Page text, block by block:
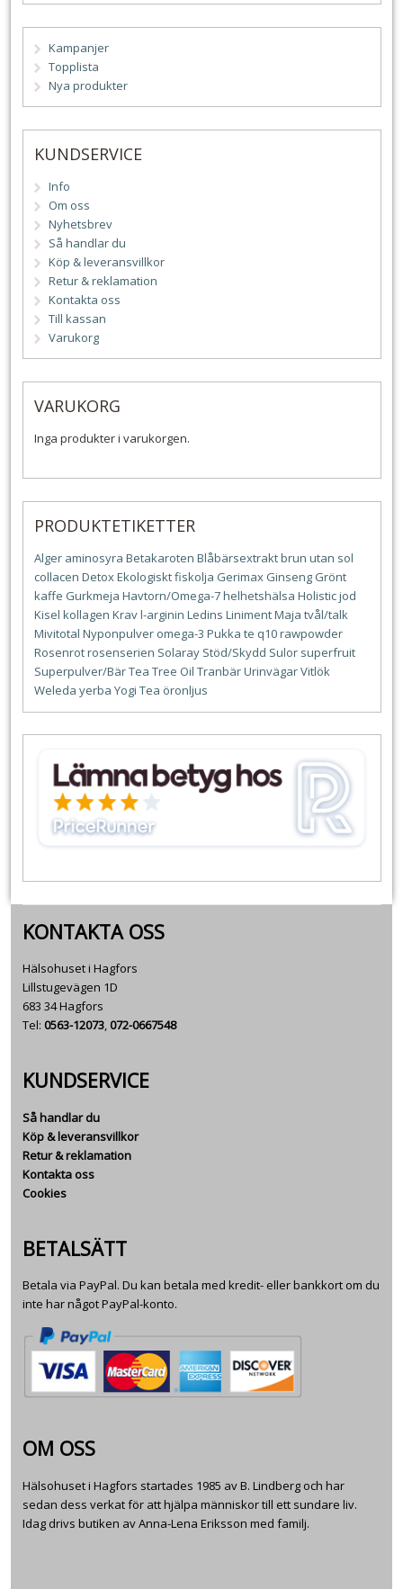
Kampanjer
Topplista
Nya produkter
KUNDSERVICE
Info
Om oss
Nyhetsbrev
Så handlar du
Köp & leveransvillkor
Retur & reklamation
Kontakta oss
Till kassan
Varukorg
VARUKORG
Inga produkter i varukorgen.
PRODUKTETIKETTER
Alger aminosyra Betakaroten Blåbärsextraktbrun utan sol
collacen DetoxEkologisktfiskolja Gerimax Ginseng Grönt
kaffe Gurkmeja Havtorn/Omega-7helhetshälsa Holisticjod
Kisel kollagen Kravl-arginin Ledins LinimentMaja tvål/talk
Mivitotal Nyponpulver omega-3 Pukka te q10rawpowder
Rosenrotrosenserien Solaray Stöd/Skydd Sulor superfruit
Superpulver/BärTea Tree Oil TranbärUrinvägarVitlök
Weleda yerba Yogi Tea öronljus
KONTAKTA OSS
Hälsohuset i Hagfors
Lillstugevägen 1D
683 34 Hagfors
Tel: 0563-12073,072-0667548
KUNDSERVICE
Så handlar du
Köp & leveransvillkor
Retur & reklamation
Kontakta oss
Cookies
BETALSÄTT
Betala via PayPal. Du kan betala med kredit- eller bankkort om du
inte har något PayPal-konto.
OM OSS
Hälsohuset i Hagfors startades 1985 av B. Lindberg och har
sedan dess verkat för att hjälpa människor till ett sundare liv.
Idag drivs butiken av Anna-Lena Eriksson med familj.